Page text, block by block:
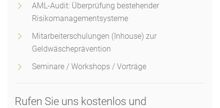
AML-Audit: Überprüfung bestehender
Risikomanagementsysteme
Mitarbeiterschulungen (Inhouse) zur
Geldwäscheprävention
Seminare / Workshops / Vorträge
Rufen Sie uns kostenlos und